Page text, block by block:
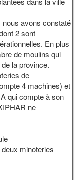
nous avons constaté
2 sont
En plus
de moulins qui
la province.
de
4 machines) et
qui compte à son
ne
minoteries